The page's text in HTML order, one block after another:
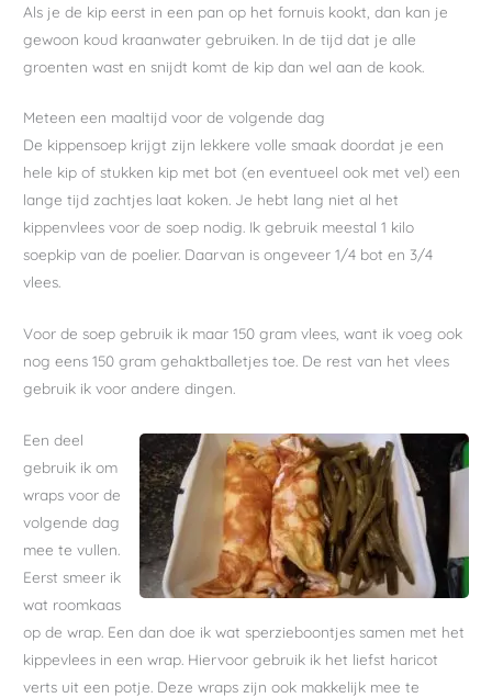
Als je de kip eerst in een pan op het fornuis kookt, dan kan je
gewoon koud kraanwater gebruiken. In de tijd dat je alle
groenten wast en snijdt komt de kip dan wel aan de kook.
Meteen een maaltijd voor de volgende dag
De kippensoep krijgt zijn lekkere volle smaak doordat je een
hele kip of stukken kip met bot (en eventueel ook met vel) een
lange tijd zachtjes laat koken. Je hebt lang niet al het
kippenvlees voor de soep nodig. Ik gebruik meestal 1 kilo
soepkip van de poelier. Daarvan is ongeveer 1/4 bot en 3/4
vlees.
Voor de soep gebruik ik maar 150 gram vlees, want ik voeg ook
nog eens 150 gram gehaktballetjes toe. De rest van het vlees
gebruik ik voor andere dingen.
Een deel
gebruik ik om
wraps voor de
volgende dag
mee te vullen.
Eerst smeer ik
wat roomkaas
op de wrap. Een dan doe ik wat sperzieboontjes samen met het
kippevlees in een wrap. Hiervoor gebruik ik het liefst haricot
verts uit een potje. Deze wraps zijn ook makkelijk mee te